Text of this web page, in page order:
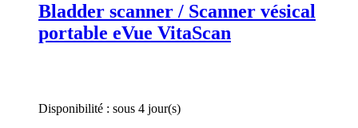
Bladder scanner / Scanner vésical
portable eVue VitaScan
Disponibilité : sous 4 jour(s)